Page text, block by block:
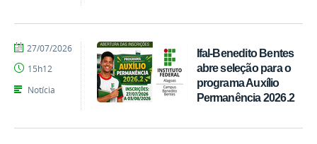
Ifal-Benedito Bentes
abre seleção para o
programa Auxílio
Permanência 2026.2
por
Vicente
Santos
publicado
27/07/2026
15h12
Notícia